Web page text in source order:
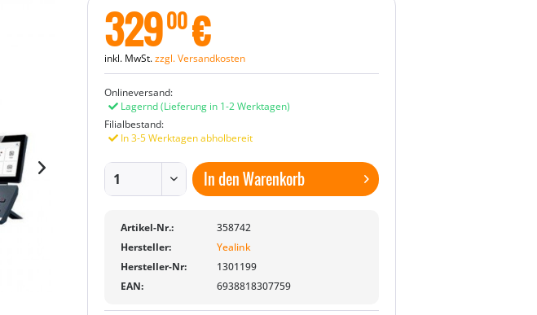
32900€
inkl. MwSt.zzgl. Versandkosten
Onlineversand:
Lagernd(Lieferung in 1-2 Werktagen)
Filialbestand:
In 3-5 Werktagen abholbereit
In denWarenkorb
Artikel-Nr.:
358742
Hersteller:
Yealink
Hersteller-Nr:
1301199
EAN:
6938818307759